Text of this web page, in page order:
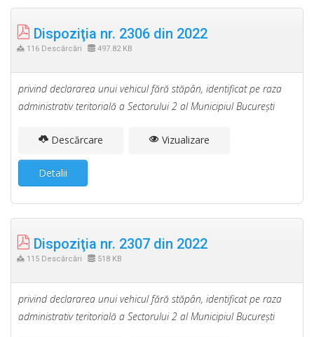
Dispoziţia nr. 2306 din 2022
116 Descărcări 497.82 KB
privind declararea unui vehicul fără stăpân, identificat pe raza
administrativ teritorială a Sectorului 2 al Municipiul Bucureşti
Descărcare Vizualizare
Detalii
Dispoziţia nr. 2307 din 2022
115 Descărcări 518 KB
privind declararea unui vehicul fără stăpân, identificat pe raza
administrativ teritorială a Sectorului 2 al Municipiul Bucureşti